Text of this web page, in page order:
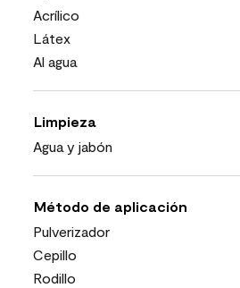
Acrílico
Látex
Al agua
Limpieza
Agua y jabón
Método de aplicación
Pulverizador
Cepillo
Rodillo